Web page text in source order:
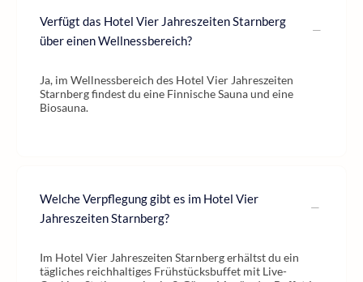
Verfügt das Hotel Vier Jahreszeiten Starnberg
über einen Wellnessbereich?
Ja, im Wellnessbereich des Hotel Vier Jahreszeiten
Starnberg findest du eine Finnische Sauna und eine
Biosauna.
Welche Verpflegung gibt es im Hotel Vier
Jahreszeiten Starnberg?
Im Hotel Vier Jahreszeiten Starnberg erhältst du ein
tägliches reichhaltiges Frühstücksbuffet mit Live-